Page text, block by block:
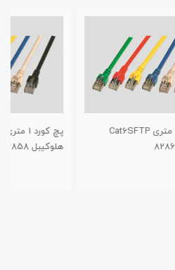
پچ کورد 1 متری Cat6SFTP